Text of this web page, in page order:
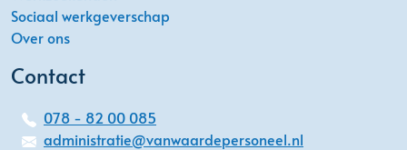
Sociaal werkgeverschap
Over ons
Contact
078 - 82 00 085
administratie@vanwaardepersoneel.nl